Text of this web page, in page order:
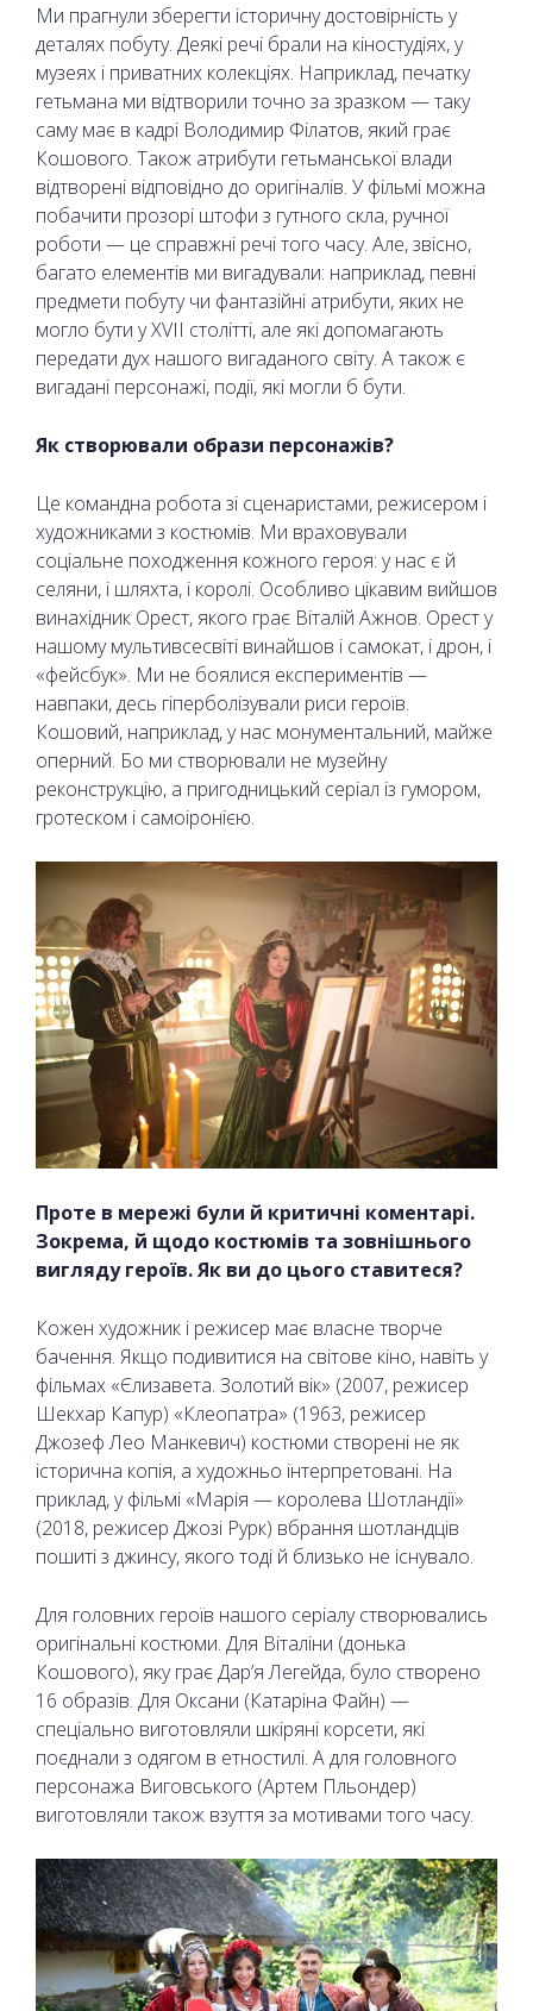
Ми прагнули зберегти історичну достовірність у
деталях побуту. Деякі речі брали на кіностудіях, у
музеях і приватних колекціях. Наприклад, печатку
гетьмана ми відтворили точно за зразком — таку
саму має в кадрі Володимир Філатов, який грає
Кошового. Також атрибути гетьманської влади
відтворені відповідно до оригіналів. У фільмі можна
побачити прозорі штофи з гутного скла, ручної
роботи — це справжні речі того часу. Але, звісно,
багато елементів ми вигадували: наприклад, певні
предмети побуту чи фантазійні атрибути, яких не
могло бути у XVII столітті, але які допомагають
передати дух нашого вигаданого світу. А також є
вигадані персонажі, події, які могли б бути.
Як створювали образи персонажів?
Це командна робота зі сценаристами, режисером і
художниками з костюмів. Ми враховували
соціальне походження кожного героя: у нас є й
селяни, і шляхта, і королі. Особливо цікавим вийшов
винахідник Орест, якого грає Віталій Ажнов. Орест у
нашому мультивсесвіті винайшов і самокат, і дрон, і
«фейсбук». Ми не боялися експериментів —
навпаки, десь гіперболізували риси героїв.
Кошовий, наприклад, у нас монументальний, майже
оперний. Бо ми створювали не музейну
реконструкцію, а пригодницький серіал із гумором,
гротеском і самоіронією.
Проте в мережі були й критичні коментарі.
Зокрема, й щодо костюмів та зовнішнього
вигляду героїв. Як ви до цього ставитеся?
Кожен художник і режисер має власне творче
бачення. Якщо подивитися на світове кіно, навіть у
фільмах «Єлизавета. Золотий вік» (2007, режисер
Шекхар Капур) «Клеопатра» (1963, режисер
Джозеф Лео Манкевич) костюми створені не як
історична копія, а художньо інтерпретовані. На
приклад, у фільмі «Марія — королева Шотландії»
(2018, режисер Джозі Рурк) вбрання шотландців
пошиті з джинсу, якого тоді й близько не існувало.
Для головних героїв нашого серіалу створювались
оригінальні костюми. Для Віталіни (донька
Кошового), яку грає Дар’я Легейда, було створено
16 образів. Для Оксани (Катаріна Файн) —
спеціально виготовляли шкіряні корсети, які
поєднали з одягом в етностилі. А для головного
персонажа Виговського (Артем Пльондер)
виготовляли також взуття за мотивами того часу.